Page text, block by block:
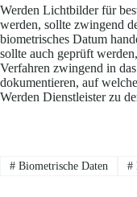
Werden Lichtbilder für
werden, sollte zwingend
biometrisches Datum
sollte auch geprüft
Verfahren zwingend in
dokumentieren, auf
Werden Dienstleister zu
#Biometrische Daten #